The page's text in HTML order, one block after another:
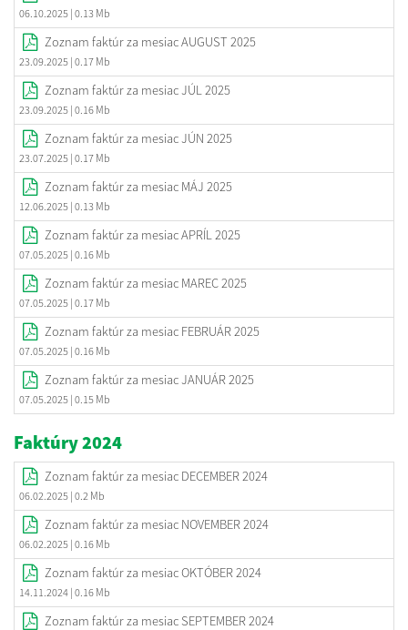
06.10.2025 | 0.13 Mb
Zoznam faktúr za mesiac AUGUST 2025
23.09.2025 | 0.17 Mb
Zoznam faktúr za mesiac JÚL 2025
23.09.2025 | 0.16 Mb
Zoznam faktúr za mesiac JÚN 2025
23.07.2025 | 0.17 Mb
Zoznam faktúr za mesiac MÁJ 2025
12.06.2025 | 0.13 Mb
Zoznam faktúr za mesiac APRÍL 2025
07.05.2025 | 0.16 Mb
Zoznam faktúr za mesiac MAREC 2025
07.05.2025 | 0.17 Mb
Zoznam faktúr za mesiac FEBRUÁR 2025
07.05.2025 | 0.16 Mb
Zoznam faktúr za mesiac JANUÁR 2025
07.05.2025 | 0.15 Mb
Faktúry 2024
Zoznam faktúr za mesiac DECEMBER 2024
06.02.2025 | 0.2 Mb
Zoznam faktúr za mesiac NOVEMBER 2024
06.02.2025 | 0.16 Mb
Zoznam faktúr za mesiac OKTÓBER 2024
14.11.2024 | 0.16 Mb
Zoznam faktúr za mesiac SEPTEMBER 2024